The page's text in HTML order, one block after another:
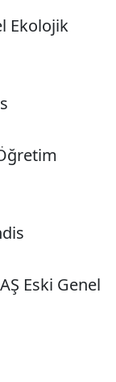
Ekolojik
Eski Genel